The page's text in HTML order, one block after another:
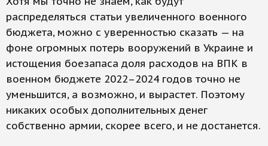
распределяться статьи увеличенного военного
бюджета, можно с уверенностью сказать — на
фоне огромных потерь вооружений в Украине и
истощения боезапаса доля расходов на ВПК в
военном бюджете 2022–2024 годов точно не
уменьшится, а возможно, и вырастет. Поэтому
никаких особых дополнительных денег
собственно армии, скорее всего, и не достанется.